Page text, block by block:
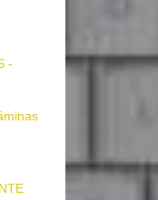
-